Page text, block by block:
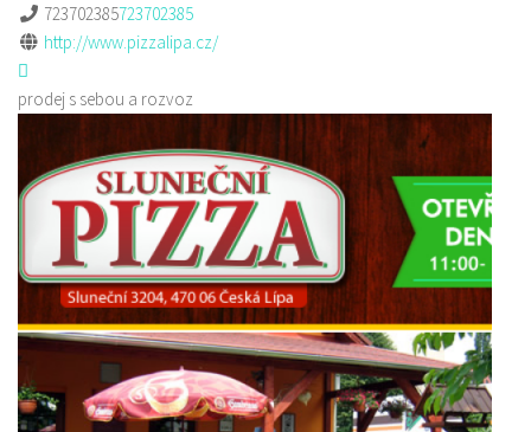
723702385723702385
http://www.pizzalipa.cz/
prodej s sebou a rozvoz